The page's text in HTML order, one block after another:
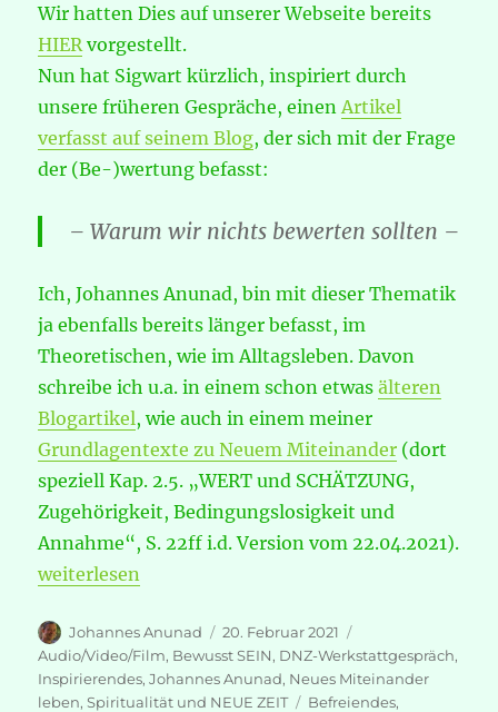
Wir hatten Dies auf unserer Webseite bereits
HIER vorgestellt.
Nun hat Sigwart kürzlich, inspiriert durch
unsere früheren Gespräche, einen Artikel
verfasst auf seinem Blog, der sich mit der Frage
der (Be-)wertung befasst:
– Warum wir nichts bewerten sollten –
Ich, Johannes Anunad, bin mit dieser Thematik
ja ebenfalls bereits länger befasst, im
Theoretischen, wie im Alltagsleben. Davon
schreibe ich u.a. in einem schon etwasälteren
Blogartikel, wie auch in einem meiner
Grundlagentexte zu Neuem Miteinander (dort
speziell Kap. 2.5. „WERT und SCHÄTZUNG,
Zugehörigkeit, Bedingungslosigkeit und
Annahme“, S. 22ff i.d. Version vom 22.04.2021).
„DNZ-Werkstattgespräch – mit Sigwart Zeidler:
weiterlesen
Autor
Johannes Anunad
Veröffentlicht
am
20. Februar 2021
Audio/Video/Film, Bewusst SEIN, DNZ-Werkstattgespräch,
Inspirierendes,Johannes Anunad, Neues Miteinander
leben,Spiritualität und NEUE ZEIT Schlagwörter
Befreiendes,